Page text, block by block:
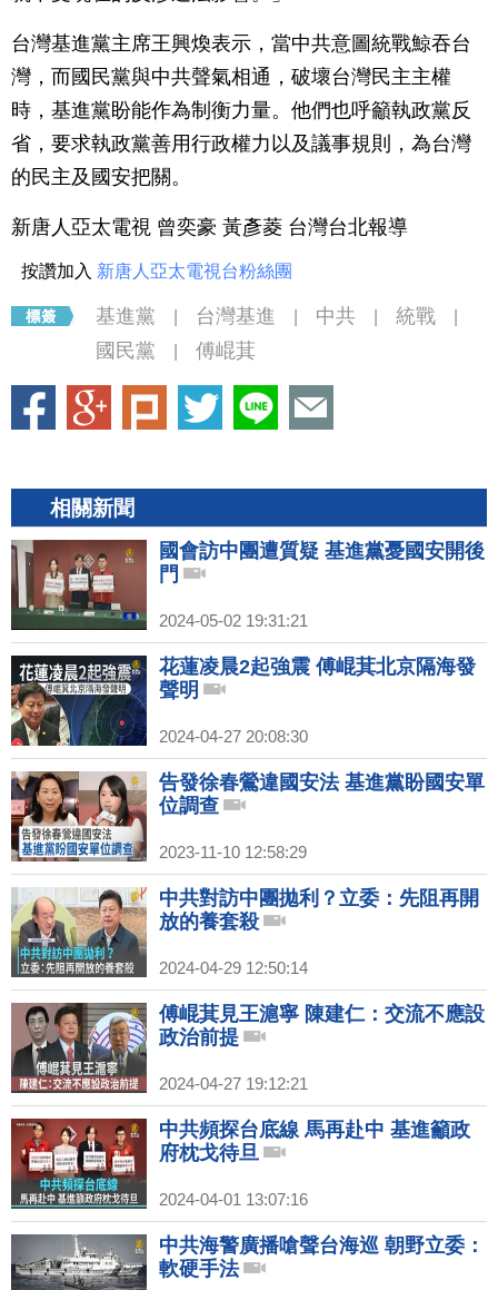
台灣基進黨主席王興煥表示，當中共意圖統戰鯨吞台
灣，而國民黨與中共聲氣相通，破壞台灣民主主權
時，基進黨盼能作為制衡力量。他們也呼籲執政黨反
省，要求執政黨善用行政權力以及議事規則，為台灣
的民主及國安把關。
新唐人亞太電視 曾奕豪 黃彥菱 台灣台北報導
按讚加入 新唐人亞太電視台粉絲團
基進黨 台灣基進 中共 統戰
國民黨 傅崐萁
相關新聞
國會訪中團遭質疑 基進黨憂國安開後
門
2024-05-02 19:31:21
花蓮凌晨2起強震 傅崐萁北京隔海發
聲明
2024-04-27 20:08:30
告發徐春鶯違國安法 基進黨盼國安單
位調查
2023-11-10 12:58:29
中共對訪中團拋利？立委：先阻再開
放的養套殺
2024-04-29 12:50:14
傅崐萁見王滬寧 陳建仁：交流不應設
政治前提
2024-04-27 19:12:21
中共頻探台底線 馬再赴中 基進籲政
府枕戈待旦
2024-04-01 13:07:16
中共海警廣播嗆聲台海巡 朝野立委：
軟硬手法